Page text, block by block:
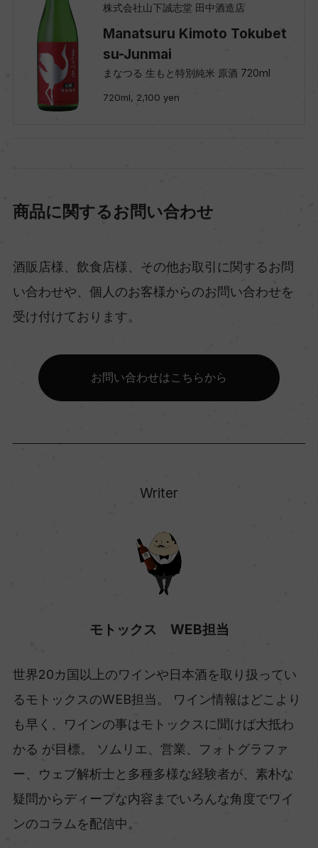
株式会社山下誠志堂 田中酒造店
Manatsuru Kimoto Tokubet
su-Junmai
まなつる 生もと特別純米 原酒 720ml
720ml, 2,100 yen
商品に関するお問い合わせ
酒販店様、飲食店様、その他お取引に関するお問
い合わせや、個人のお客様からのお問い合わせを
受け付けております。
お問い合わせはこちらから
Writer
モトックス WEB担当
世界20カ国以上のワインや日本酒を取り扱ってい
るモトックスのWEB担当。 ワイン情報はどこより
も早く、ワインの事はモトックスに聞けば大抵わ
かる が目標。 ソムリエ、営業、フォトグラファ
ー、ウェブ解析士と多種多様な経験者が、素朴な
疑問からディープな内容までいろんな角度でワイ
ンのコラムを配信中。